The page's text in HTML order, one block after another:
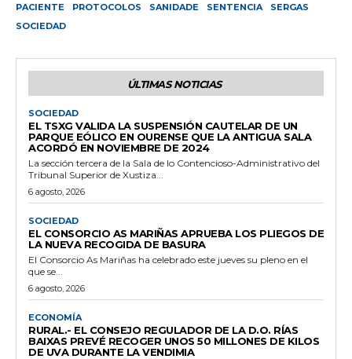
PACIENTE
PROTOCOLOS SANIDADE SENTENCIA
SERGAS
SOCIEDAD
ÚLTIMAS NOTICIAS
SOCIEDAD
EL TSXG VALIDA LA SUSPENSIÓN CAUTELAR DE UN
PARQUE EÓLICO EN OURENSE QUE LA ANTIGUA SALA
ACORDÓ EN NOVIEMBRE DE 2024
La sección tercera de la Sala de lo Contencioso-Administrativo del
Tribunal Superior de Xustiza...
6 agosto, 2026
SOCIEDAD
EL CONSORCIO AS MARIÑAS APRUEBA LOS PLIEGOS DE
LA NUEVA RECOGIDA DE BASURA
El Consorcio As Mariñas ha celebrado este jueves su pleno en el
que se...
6 agosto, 2026
ECONOMÍA
RURAL.- EL CONSEJO REGULADOR DE LA D.O. RÍAS
BAIXAS PREVÉ RECOGER UNOS 50 MILLONES DE KILOS
DE UVA DURANTE LA VENDIMIA